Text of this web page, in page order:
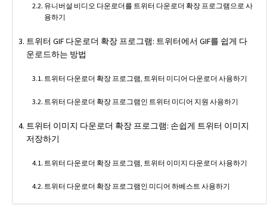
유니버설 비디오 다운로더를 트위터 다운로더 확장 프로그램으로 사
용하기
트위터 GIF 다운로더 확장 프로그램: 트위터에서 GIF를 쉽게 다
운로드하는 방법
트위터 다운로더 확장 프로그램, 트위터 미디어 다운로더 사용하기
트위터 다운로더 확장 프로그램인 트위터 미디어 지원 사용하기
트위터 이미지 다운로더 확장 프로그램: 손쉽게 트위터 이미지
저장하기
트위터 다운로더 확장 프로그램, 트위터 이미지 다운로더 사용하기
트위터 다운로더 확장 프로그램인 미디어 하베스트 사용하기